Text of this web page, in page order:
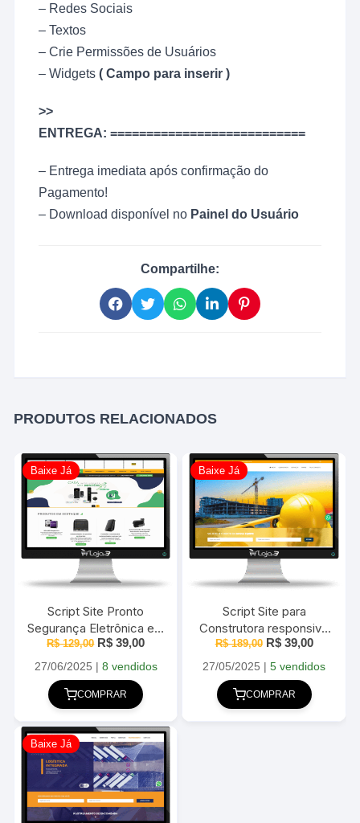
– Redes Sociais
– Textos
– Crie Permissões de Usuários
– Widgets( Campo para inserir )
>>
ENTREGA: ===========================
– Entrega imediata após confirmação do
Pagamento!
– Download disponível no Painel do Usuário
Compartilhe:
PRODUTOS RELACIONADOS
Baixe Já
Script Site Pronto
Segurança Eletrônica em
PHP
R$129,00 O
original
era:
R$ 129,00.
R$ 39,00O
atual
27/06/2025 | 8 vendidos
COMPRAR
Baixe Já
Script Site para
Construtora responsivo
em PHP com Painel
Administrativo
R$189,00 O
original
era:
R$ 189,00.
R$39,00O
atual
27/05/2025 |5 vendidos
COMPRAR
Baixe Já